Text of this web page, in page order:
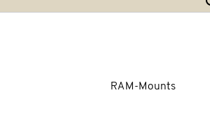
till
RAM-Mounts